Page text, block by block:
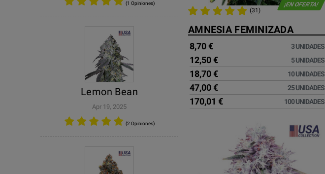
(1 Opiniones)
Lemon Bean
Apr 19, 2025
(2 Opiniones)
¡EN OFERTA!
(31)
AMNESIA FEMINIZADA
8,70 € 3 UNIDADES
12,50 € 5 UNIDADES
18,70 € 10 UNIDADES
47,00 € 25 UNIDADES
170,01 € 100 UNIDADES